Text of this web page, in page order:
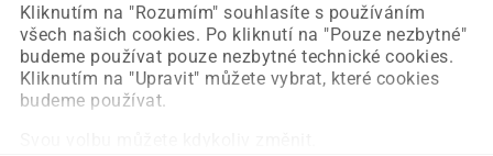
Kliknutím na "Rozumím" souhlasíte s používáním
všech našich cookies. Po kliknutí na "Pouze nezbytné"
budeme používat pouze nezbytné technické cookies.
Kliknutím na "Upravit" můžete vybrat, které cookies
budeme používat.
Obnovit stránku Úvodní strana